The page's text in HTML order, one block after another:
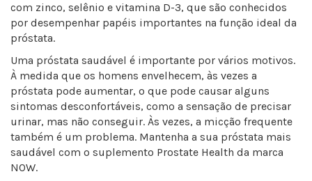
com zinco, selênio e vitamina D-3, que são conhecidos
por desempenhar papéis importantes na função ideal da
próstata.
Uma próstata saudável é importante por vários motivos.
À medida que os homens envelhecem, às vezes a
próstata pode aumentar, o que pode causar alguns
sintomas desconfortáveis, como a sensação de precisar
urinar, mas não conseguir. Às vezes, a micção frequente
também é um problema. Mantenha a sua próstata mais
saudável com o suplemento Prostate Health da marca
NOW.